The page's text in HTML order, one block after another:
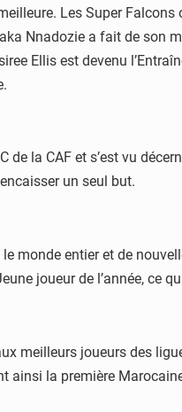
Les Super
Nnadozie a fait de son
Ellis est devenu
la CAF et s’est vu
un seul but.
entier et de
joueur de l’année, ce
meilleurs joueurs des
la première